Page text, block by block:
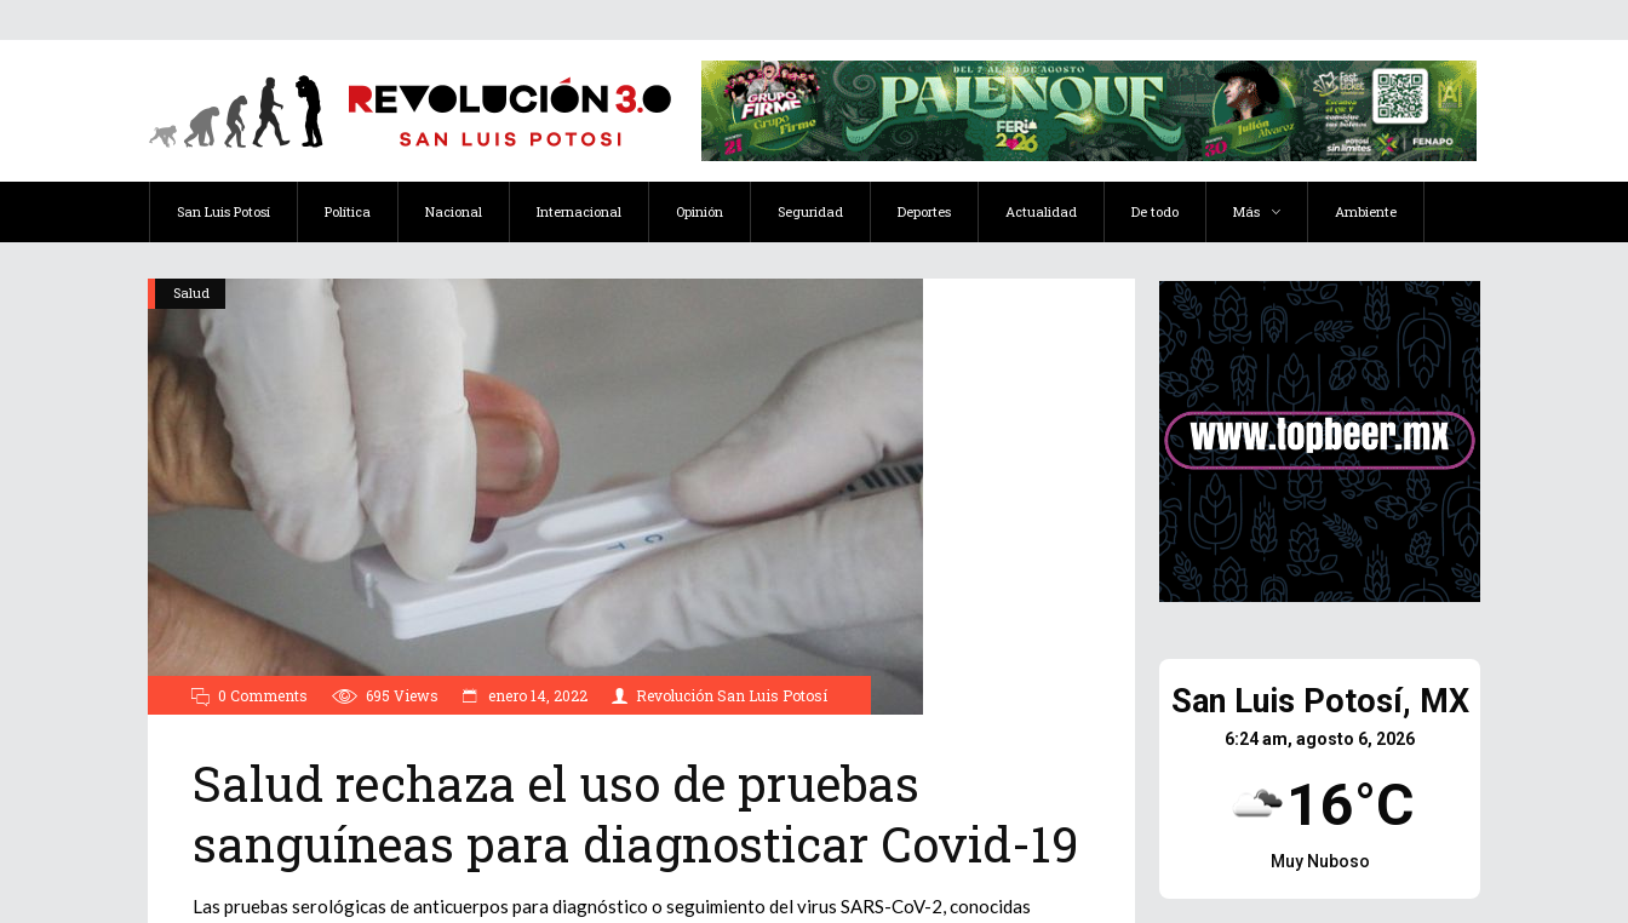
San Luis Potosí Política Nacional Internacional Opinión Seguridad Deportes Actualidad De todo Más Ambiente
Salud
0 Comments 695 Views enero 14, 2022 Revolución San Luis Potosí
Salud rechaza el uso de pruebas
sanguíneas para diagnosticar Covid-19
Las pruebas serológicas de anticuerpos para diagnóstico o seguimiento del virus SARS-CoV-2, conocidas
San Luis Potosí, MX
6:24 am, agosto 6, 2026
16°C
Muy Nuboso